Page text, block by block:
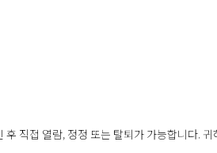
직접 열람, 정정 또는 탈퇴가 가능합니다. 귀